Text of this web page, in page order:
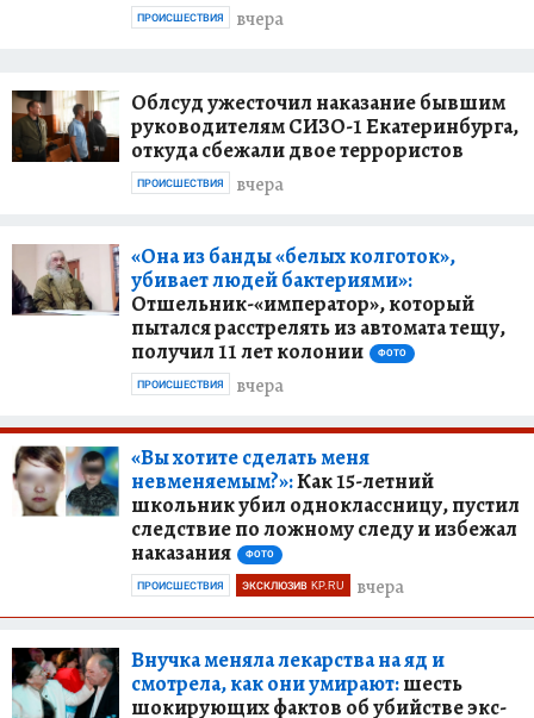
вчера
ПРОИСШЕСТВИЯ
Облсуд ужесточил наказание бывшим
руководителям СИЗО-1 Екатеринбурга,
откуда сбежали двое террористов
вчера
ПРОИСШЕСТВИЯ
«Она из банды «белых колготок»,
убивает людей бактериями»:
Отшельник-«император», который
пытался расстрелять из автомата тещу,
получил 11 лет колонии
ФОТО
вчера
ПРОИСШЕСТВИЯ
«Вы хотите сделать меня
невменяемым?»:Как 15-летний
школьник убил одноклассницу, пустил
следствие по ложному следу и избежал
наказания
ФОТО
вчера
ПРОИСШЕСТВИЯ ЭКСКЛЮЗИВ KP.RU
Внучка меняла лекарства на яд и
смотрела, как они умирают:шесть
шокирующих фактов об убийстве экс-